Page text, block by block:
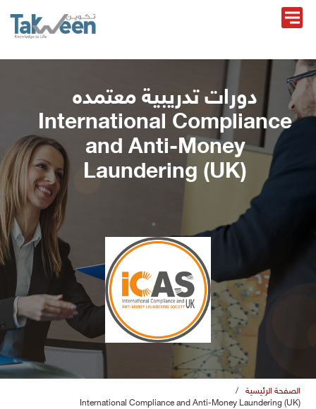
دورات تدريبية معتمده
International Compliance
and Anti-Money
Laundering (UK)
الصفحة الرئيسية
/
International Compliance and Anti-Money Laundering (UK)